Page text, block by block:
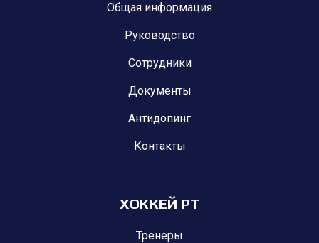
Общая информация
Руководство
Сотрудники
Документы
Антидопинг
Контакты
ХОККЕЙ РТ
Тренеры